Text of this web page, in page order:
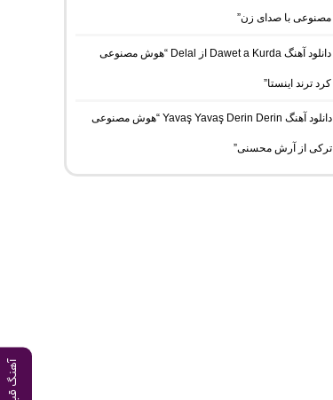
آهنگ قبلی
مصنوعی با صدای زن”
دانلود آهنگ Dawet a Kurda از Delal “هوش مصنوعی
کرد ترند اینستا”
دانلود آهنگ Yavaş Yavaş Derin Derin “هوش مصنوعی
ترکی از آرش محسنی”